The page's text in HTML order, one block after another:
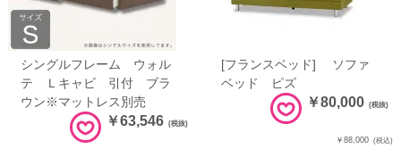
シングルフレーム ウォル
テ Ｌキャビ 引付 ブラ
ウン※マットレス別売
￥63,546 (税抜)
[フランスベッド] ソファ
ベッド ピズ
￥80,000 (税抜)
￥88,000 (税込)